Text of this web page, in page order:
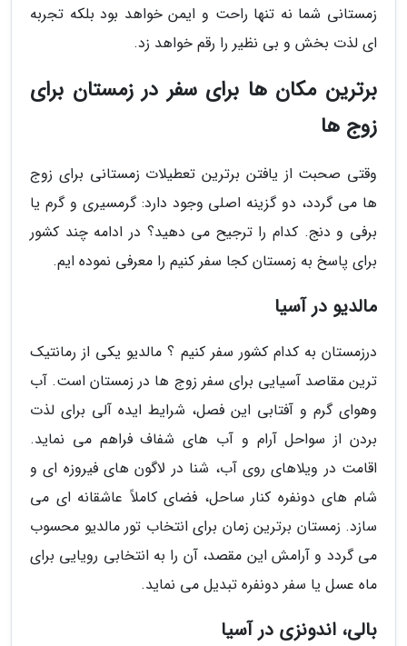
زمستانی شما نه تنها راحت و ایمن خواهد بود بلکه تجربه
ای لذت بخش و بی نظیر را رقم خواهد زد.
برترین مکان ها برای سفر در زمستان برای
زوج ها
وقتی صحبت از یافتن برترین تعطیلات زمستانی برای زوج
ها می گردد، دو گزینه اصلی وجود دارد: گرمسیری و گرم یا
برفی و دنج. کدام را ترجیح می دهید؟ در ادامه چند کشور
برای پاسخ به زمستان کجا سفر کنیم را معرفی نموده ایم.
مالدیو در آسیا
درزمستان به کدام کشور سفر کنیم ؟ مالدیو یکی از رمانتیک
ترین مقاصد آسیایی برای سفر زوج ها در زمستان است. آب
وهوای گرم و آفتابی این فصل، شرایط ایده آلی برای لذت
بردن از سواحل آرام و آب های شفاف فراهم می نماید.
اقامت در ویلاهای روی آب، شنا در لاگون های فیروزه ای و
شام های دونفره کنار ساحل، فضای کاملاً عاشقانه ای می
سازد. زمستان برترین زمان برای انتخاب تور مالدیو محسوب
می گردد و آرامش این مقصد، آن را به انتخابی رویایی برای
ماه عسل یا سفر دونفره تبدیل می نماید.
بالی، اندونزی در آسیا